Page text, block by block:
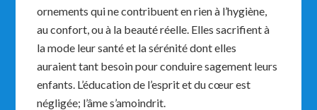
ornements qui ne contribuent en rien à l’hygiène,
au confort, ou à la beauté réelle. Elles sacrifient à
la mode leur santé et la sérénité dont elles
auraient tant besoin pour conduire sagement leurs
enfants. L’éducation de l’esprit et du cœur est
négligée; l’âme s’amoindrit.